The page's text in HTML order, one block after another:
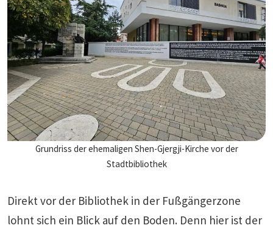
Grundriss der ehemaligen Shen-Gjergji-Kirche vor der
Stadtbibliothek
Direkt vor der Bibliothek in der Fußgängerzone
lohnt sich ein Blick auf den Boden. Denn hier ist der